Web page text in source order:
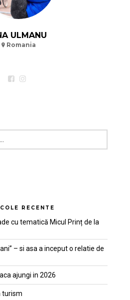
ULMANU
Romania
RECENTE
cu tematică Micul Prinț de la
– si asa a inceput o relatie de
ajungi in 2026
turism